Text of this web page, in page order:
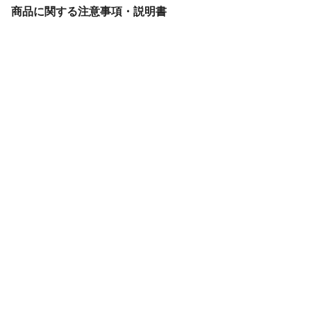
商品に関する注意事項・説明書